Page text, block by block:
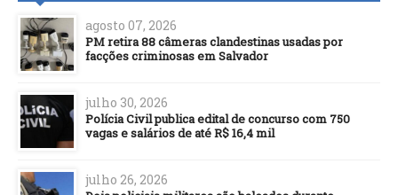
agosto 07, 2026
PM retira 88 câmeras clandestinas usadas por
facções criminosas em Salvador
julho 30, 2026
Polícia Civil publica edital de concurso com 750
vagas e salários de até R$ 16,4 mil
julho 26, 2026